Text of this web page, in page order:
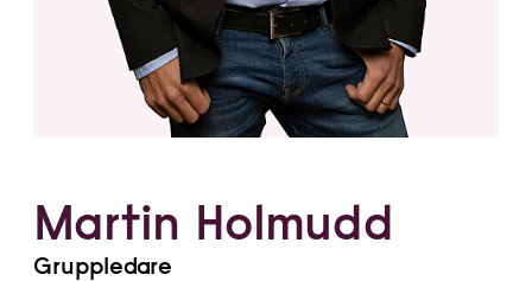
Martin Holmudd
Gruppledare